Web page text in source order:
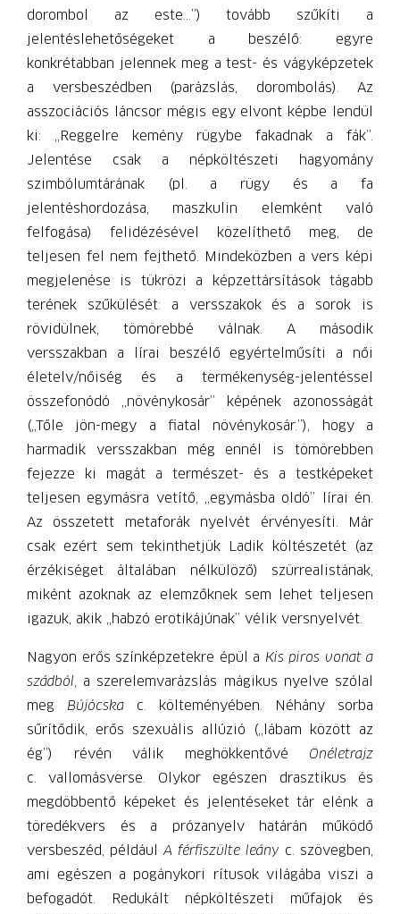
dorombol az este…”) tovább szűkíti a
jelentéslehetőségeket a beszélő: egyre
konkrétabban jelennek meg a test- és vágyképzetek
a versbeszédben (parázslás, dorombolás). Az
asszociációs láncsor mégis egy elvont képbe lendül
ki: „Reggelre kemény rügybe fakadnak a fák”.
Jelentése csak a népköltészeti hagyomány
szimbólumtárának (pl. a rügy és a fa
jelentéshordozása, maszkulin elemként való
felfogása) felidézésével közelíthető meg, de
teljesen fel nem fejthető. Mindeközben a vers képi
megjelenése is tükrözi a képzettársítások tágabb
terének szűkülését: a versszakok és a sorok is
rövidülnek, tömörebbé válnak. A második
versszakban a lírai beszélő egyértelműsíti a női
életelv/nőiség és a termékenység-jelentéssel
összefonódó „növénykosár” képének azonosságát
(„Tőle jön-megy a fiatal növénykosár.”), hogy a
harmadik versszakban még ennél is tömörebben
fejezze ki magát a természet- és a testképeket
teljesen egymásra vetítő, „egymásba oldó” lírai én.
Az összetett metaforák nyelvét érvényesíti. Már
csak ezért sem tekinthetjük Ladik költészetét (az
érzékiséget általában nélkülöző) szürrealistának,
miként azoknak az elemzőknek sem lehet teljesen
igazuk, akik „habzó erotikájúnak” vélik versnyelvét.
Nagyon erős színképzetekre épül a Kis piros vonat a
szádból, a szerelemvarázslás mágikus nyelve szólal
meg Bújócska c. költeményében. Néhány sorba
sűrítődik, erős szexuális allúzió („lábam között az
ég”) révén válik meghökkentővé Önéletrajz
c. vallomásverse. Olykor egészen drasztikus és
megdöbbentő képeket és jelentéseket tár elénk a
töredékvers és a prózanyelv határán működő
versbeszéd, példáulA férfiszülte leány c. szövegben,
ami egészen a pogánykori rítusok világába viszi a
befogadót. Redukált népköltészeti műfajok és